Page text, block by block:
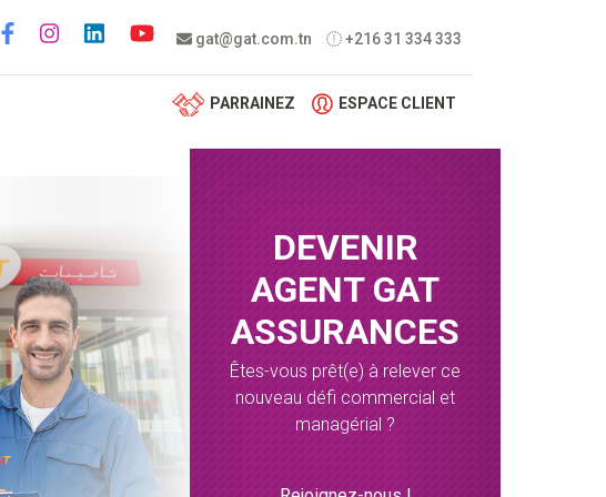
gat@gat.com.tn +216 31 334 333
Social menu
PARRAINEZ ESPACE CLIENT
DEVENIR
AGENT GAT
ASSURANCES
Êtes-vous prêt(e) à relever ce
nouveau défi commercial et
managérial ?